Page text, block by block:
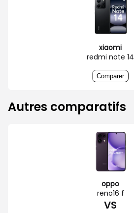
xiaomi
redmi note 14
Comparer
Autres comparatifs
oppo
reno16 f
VS